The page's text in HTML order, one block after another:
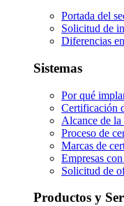
Portada del
Solicitud de
Diferencias
Sistemas
Por qué
Certificación
Alcance de
Proceso de
Marcas de
Empresas
Solicitud de
Productos y